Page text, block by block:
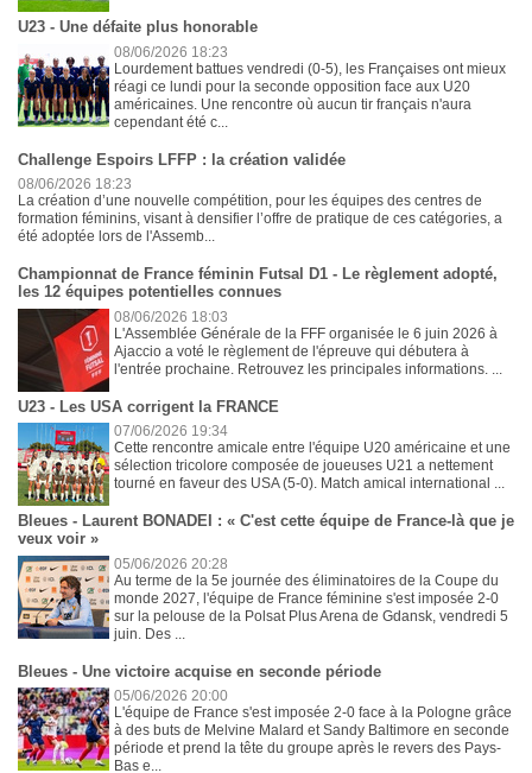
U23 - Une défaite plus honorable
08/06/2026 18:23
Lourdement battues vendredi (0-5), les Françaises ont mieux
réagi ce lundi pour la seconde opposition face aux U20
américaines. Une rencontre où aucun tir français n'aura
cependant été c...
Challenge Espoirs LFFP : la création validée
08/06/2026 18:23
La création d’une nouvelle compétition, pour les équipes des centres de
formation féminins, visant à densifier l’offre de pratique de ces catégories, a
été adoptée lors de l'Assemb...
Championnat de France féminin Futsal D1 - Le règlement adopté,
les 12 équipes potentielles connues
08/06/2026 18:03
L'Assemblée Générale de la FFF organisée le 6 juin 2026 à
Ajaccio a voté le règlement de l'épreuve qui débutera à
l'entrée prochaine. Retrouvez les principales informations. ...
U23 - Les USA corrigent la FRANCE
07/06/2026 19:34
Cette rencontre amicale entre l'équipe U20 américaine et une
sélection tricolore composée de joueuses U21 a nettement
tourné en faveur des USA (5-0). Match amical international ...
Bleues - Laurent BONADEI : « C'est cette équipe de France-là que je
veux voir »
05/06/2026 20:28
Au terme de la 5e journée des éliminatoires de la Coupe du
monde 2027, l'équipe de France féminine s'est imposée 2-0
sur la pelouse de la Polsat Plus Arena de Gdansk, vendredi 5
juin. Des ...
Bleues - Une victoire acquise en seconde période
05/06/2026 20:00
L'équipe de France s'est imposée 2-0 face à la Pologne grâce
à des buts de Melvine Malard et Sandy Baltimore en seconde
période et prend la tête du groupe après le revers des Pays-
Bas e...